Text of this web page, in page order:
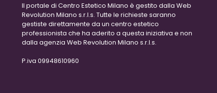
Il portale di Centro Estetico Milano è gestito dalla Web
Revolution Milano s.r.l.s. Tutte le richieste saranno
gestiste direttamente da un centro estetico
professionista che ha aderito a questa iniziativa e non
dalla agenzia Web Revolution Milano s.r.l.s.
P.iva 09948610960